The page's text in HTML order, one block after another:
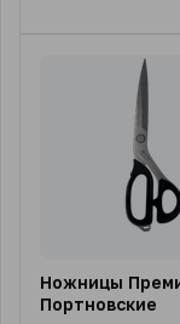
Ножницы
Портновские